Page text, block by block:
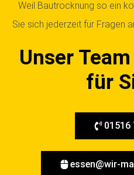
Weil Bautrocknung so ein
Sie sich jederzeit für Fragen
Unser
für
01516
essen@wir-